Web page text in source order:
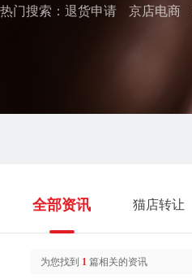
热门搜索： 退货申请 京店电商
全部资讯 猫店转让
为您找到 1 篇相关的资讯